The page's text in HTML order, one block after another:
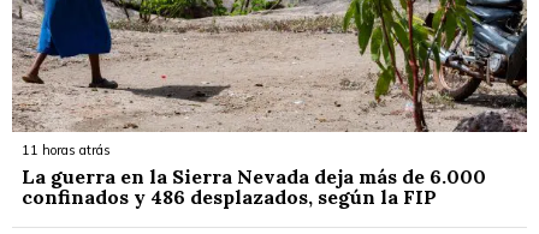
11 horas atrás
La guerra en la Sierra Nevada deja más de 6.000
confinados y 486 desplazados, según la FIP